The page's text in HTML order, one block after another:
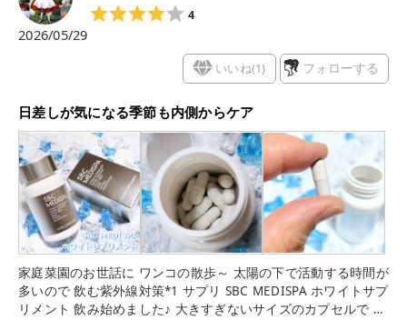
4
2026/05/29
いいね(1) フォローする
日差しが気になる季節も内側からケア
家庭菜園のお世話に ワンコの散歩～ 太陽の下で活動する時間が
多いので 飲む紫外線対策*1 サプリ SBC MEDISPA ホワイトサプ
リメント 飲み始めました♪ 大きすぎないサイズのカプセルで 匂